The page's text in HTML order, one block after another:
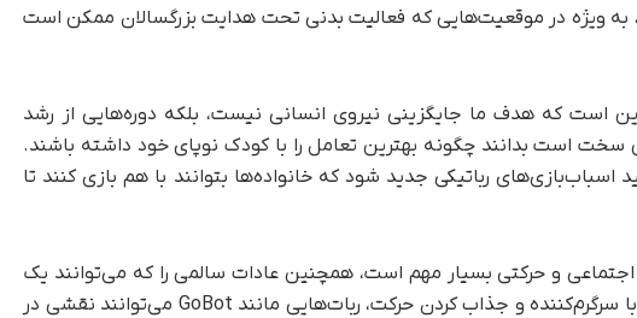
به ویژه در موقعیت‌هایی که فعالیت بدنی تحت هدایت بزرگسالان ممکن است
است که هدف ما جایگزینی نیروی انسانی نیست، بلکه دوره‌هایی از رشد
سخت است بدانند چگونه بهترین تعامل را با کودک نوپای خود داشته باشند.
اسباب‌بازی‌های رباتیکی جدید شود که خانواده‌ها بتوانند با هم بازی کنند تا
اجتماعی و حرکتی بسیار مهم است، همچنین عادات سالمی را که می‌توانند یک
عمر ادامه داشته باشند، ایجاد می‌کند. با سرگرم‌کننده و جذاب کردن حرکت، ربات‌هایی مانند GoBot می‌توانند نقشی در